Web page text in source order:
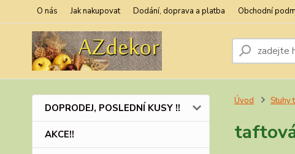
O nás Jak nakupovat Dodání, doprava a platba Obchodní
DOPRODEJ, POSLEDNÍ KUSY !!
AKCE!!
Úvod Stuhy